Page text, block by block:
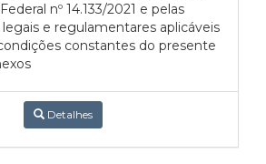
nº 14.133/2021 e pelas
e regulamentares aplicáveis
constantes do presente
Detalhes